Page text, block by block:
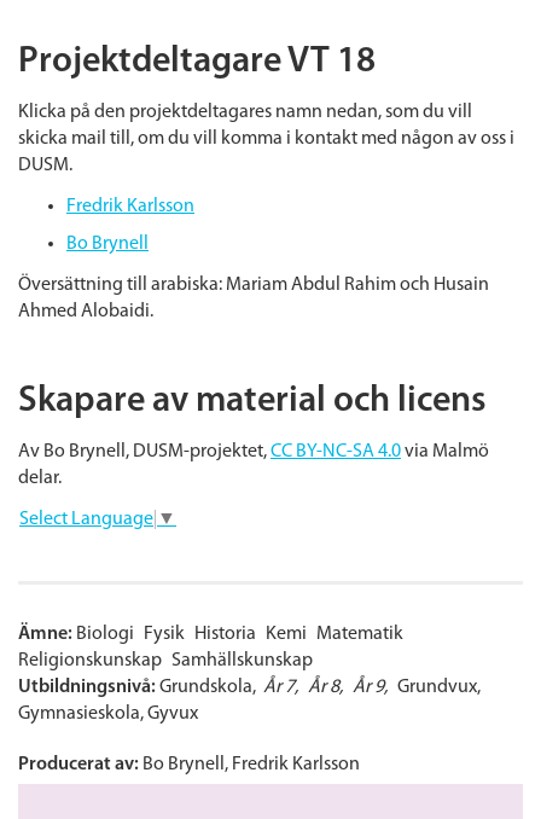
Projektdeltagare VT 18
Klicka på den projektdeltagares namn nedan, som du vill
skicka mail till, om du vill komma i kontakt med någon av oss i
DUSM.
Fredrik Karlsson
Bo Brynell
Översättning till arabiska: Mariam Abdul Rahim och Husain
Ahmed Alobaidi.
Skapare av material och licens
Av Bo Brynell, DUSM-projektet,CC BY-NC-SA 4.0via Malmö
delar.
Select Language ▼
Ämne: Biologi Fysik Historia Kemi
Matematik
Religionskunskap Samhällskunskap
Utbildningsnivå: Grundskola År 7 År 8 År 9
Grundvux
Gymnasieskola Gyvux
Producerat av: Bo Brynell, Fredrik Karlsson